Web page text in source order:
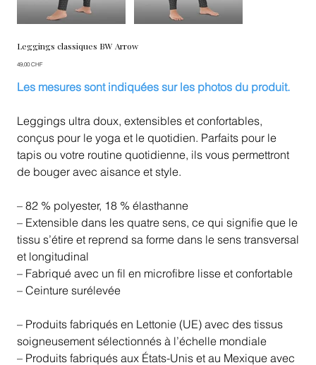
Leggings classiques BW Arrow
Prix
49,00 CHF
Les mesures sont indiquées sur les photos du produit.
Leggings ultra doux, extensibles et confortables,
conçus pour le yoga et le quotidien. Parfaits pour le
tapis ou votre routine quotidienne, ils vous permettront
de bouger avec aisance et style.
– 82 % polyester, 18 % élasthanne
– Extensible dans les quatre sens, ce qui signifie que le
tissu s’étire et reprend sa forme dans le sens transversal
et longitudinal
– Fabriqué avec un fil en microfibre lisse et confortable
– Ceinture surélevée
– Produits fabriqués en Lettonie (UE) avec des tissus
soigneusement sélectionnés à l’échelle mondiale
– Produits fabriqués aux États-Unis et au Mexique avec